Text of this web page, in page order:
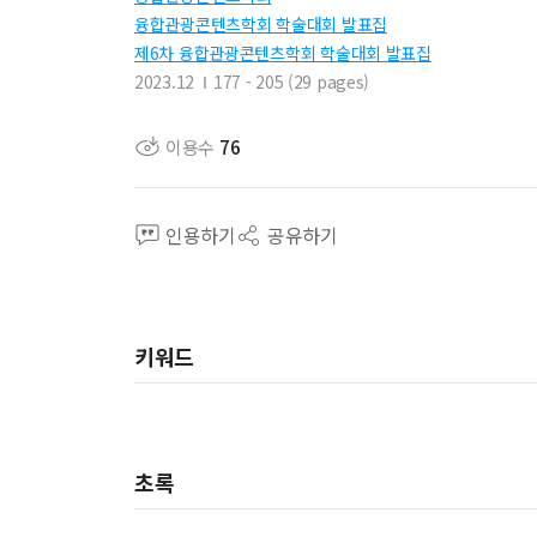
융합관광콘텐츠학회 학술대회 발표집
제6차 융합관광콘텐츠학회 학술대회 발표집
2023.12
177 - 205 (29 pages)
이용수 76
인용하기 공유하기
키워드
초록